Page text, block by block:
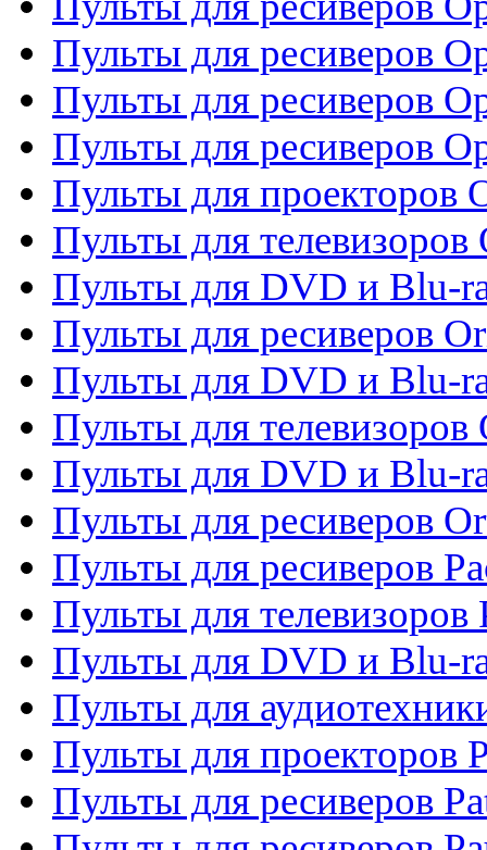
Пульты для ресиверов
Пульты для ресиверов
Пульты для ресиверов
Пульты для проекторов
Пульты для телевизоров
Пульты для DVD и Blu-
Пульты для ресиверов
Пульты для DVD и Blu-
Пульты для телевизоров
Пульты для DVD и Blu-
Пульты для ресиверов
Пульты для ресиверов
Пульты для телевизоров
Пульты для DVD и Blu-
Пульты для
Пульты для проекторов
Пульты для ресиверов